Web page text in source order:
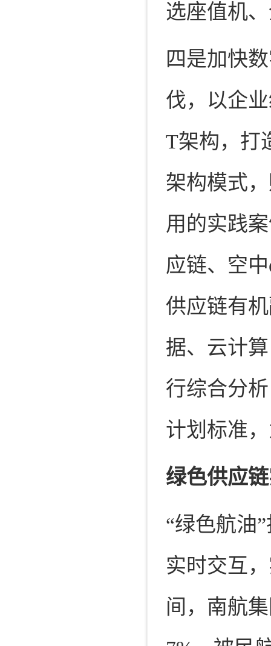
选座值机
四是加快
伐，以企
T架构，打
架构模式
用的实践
应链、空
供应链有
据、云计
行综合分
计划标准
绿色供应
“绿色航油
实时交互
间，南航